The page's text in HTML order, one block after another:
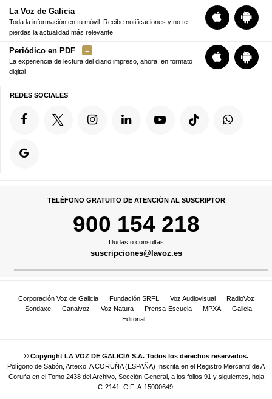
La Voz de Galicia
Toda la información en tu móvil. Recibe notificaciones y no te
pierdas la actualidad más relevante
Periódico en PDF
La experiencia de lectura del diario impreso, ahora, en formato
digital
REDES SOCIALES
TELÉFONO GRATUITO DE ATENCIÓN AL SUSCRIPTOR
900 154 218
Dudas o consultas
suscripciones@lavoz.es
Corporación Voz de Galicia Fundación SRFL Voz Audiovisual
RadioVoz
Sondaxe
Canalvoz Voz Natura Prensa-Escuela MPXA
Galicia
Editorial
© Copyright LA VOZ DE GALICIA S.A. Todos los derechos reservados.
Polígono de Sabón, Arteixo, A CORUÑA (ESPAÑA) Inscrita en el Registro Mercantil de A
Coruña en el Tomo 2438 del Archivo, Sección General, a los folios 91 y siguientes, hoja
C-2141. CIF: A-15000649.